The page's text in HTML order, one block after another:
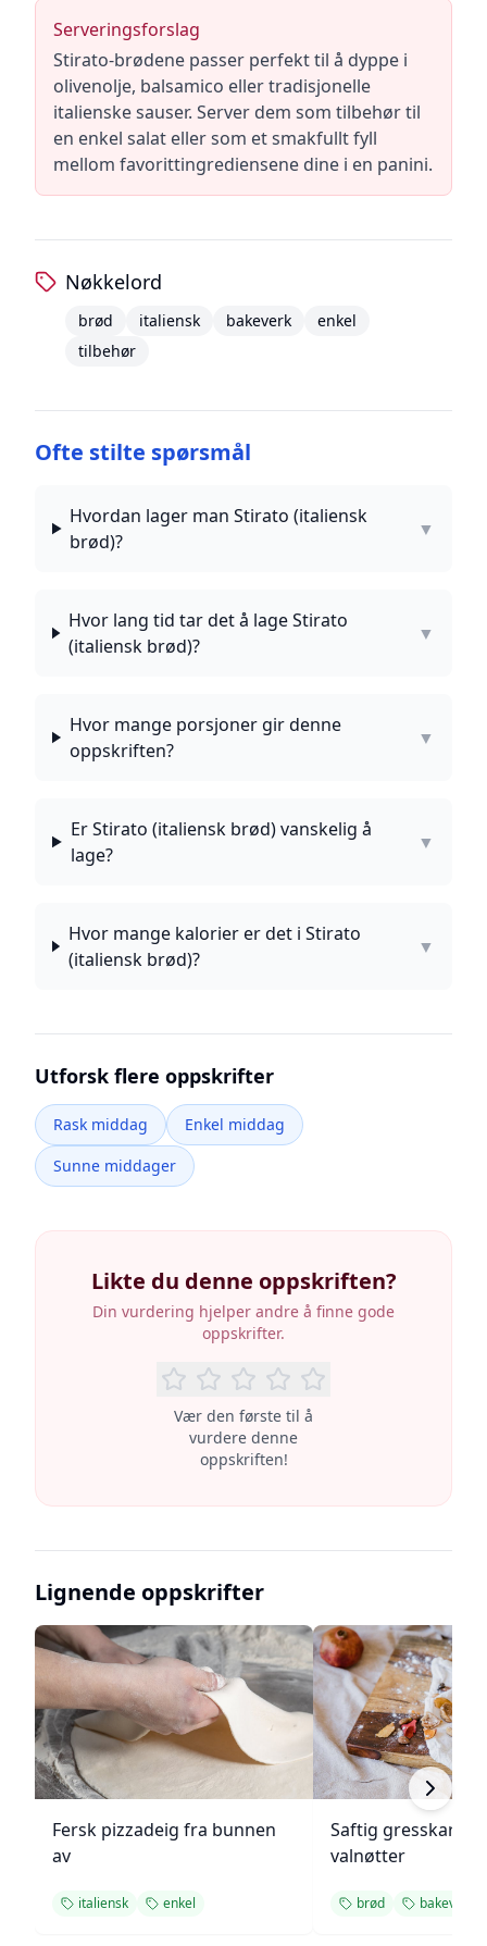
Serveringsforslag
Stirato-brødene passer perfekt til å dyppe i
olivenolje, balsamico eller tradisjonelle
italienske sauser. Server dem som tilbehør til
en enkel salat eller som et smakfullt fyll
mellom favorittingrediensene dine i en panini.
Nøkkelord
brød italiensk bakeverk
enkel
tilbehør
Ofte stilte spørsmål
Hvordan lager man Stirato (italiensk
brød)?
▼
Hvor lang tid tar det å lage Stirato
(italiensk brød)?
▼
Hvor mange porsjoner gir denne
oppskriften?
▼
Er Stirato (italiensk brød) vanskelig å
lage?
▼
Hvor mange kalorier er det i Stirato
(italiensk brød)?
▼
Utforsk flere oppskrifter
Rask middag
Enkel middag
Sunne middager
Likte du denne oppskriften?
Din vurdering hjelper andre å finne gode
oppskrifter.
Vær den første til å
vurdere denne
oppskriften!
Lignende oppskrifter
Fersk pizzadeig fra bunnen
av
italiensk enkel
Saftig
valnøtter
brød bakeverk